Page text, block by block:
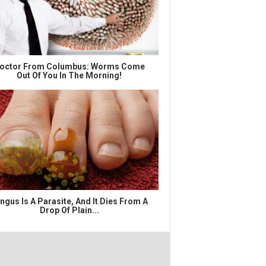
From Columbus: Worms Come
Out Of You In The Morning!
Is A Parasite, And It Dies From A
Drop Of Plain...